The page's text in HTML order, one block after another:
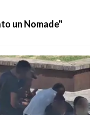
un Nomade"